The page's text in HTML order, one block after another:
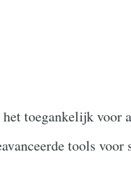
toegankelijk voor
tools voor